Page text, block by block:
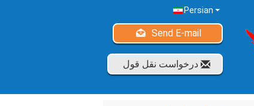
Persian
Send E-mail
درخواست نقل قول